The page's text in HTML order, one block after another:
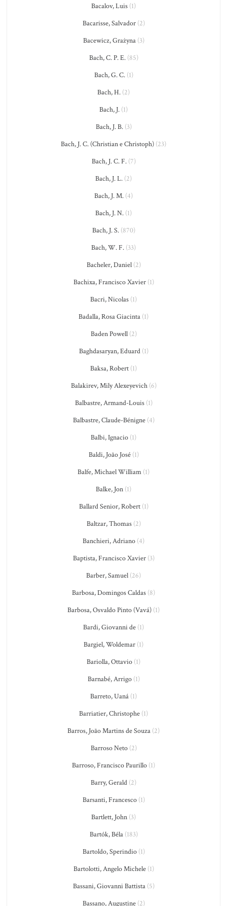
Bacalov, Luis (1)
Bacarisse, Salvador(2)
Bacewicz, Grażyna(3)
Bach, C. P. E.(85)
Bach, G. C.(1)
Bach, H. (2)
Bach, J. (1)
Bach, J. B.(3)
Bach, J. C. (Christian e Christoph) (23)
Bach, J. C. F.(7)
Bach, J. L. (2)
Bach, J. M. (4)
Bach, J. N. (1)
Bach, J. S.(870)
Bach, W. F. (33)
Bacheler, Daniel(2)
Bachixa, Francisco Xavier(1)
Bacri, Nicolas (1)
Badalla, Rosa Giacinta (1)
Baden Powell(2)
Baghdasaryan, Eduard(1)
Baksa, Robert (1)
Balakirev, Mily Alexeyevich(6)
Balbastre, Armand-Louis(1)
Balbastre, Claude-Bénigne(4)
Balbi, Ignacio (1)
Baldi, João José(1)
Balfe, Michael William (1)
Balke, Jon (1)
Ballard Senior, Robert(1)
Baltzar, Thomas(2)
Banchieri, Adriano (4)
Baptista, Francisco Xavier(3)
Barber, Samuel (26)
Barbosa, Domingos Caldas (8)
Barbosa, Osvaldo Pinto (Vavá) (1)
Bardi, Giovanni de (1)
Bargiel, Woldemar (1)
Bariolla, Ottavio (1)
Barnabé, Arrigo(1)
Barreto, Uaná (1)
Barriatier, Christophe (1)
Barros, João Martins de Souza (2)
Barroso Neto(2)
Barroso, Francisco Paurillo (1)
Barry, Gerald (2)
Barsanti, Francesco(1)
Bartlett, John (3)
Bartók, Béla(183)
Bartoldo, Sperindio(1)
Bartolotti, Angelo Michele(1)
Bassani, Giovanni Battista(5)
Bassano, Augustine(2)